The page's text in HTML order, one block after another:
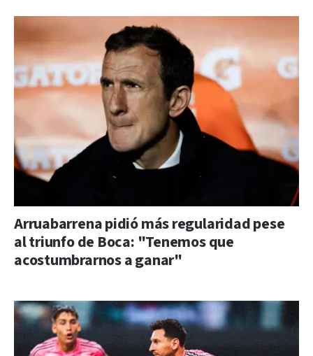
Arruabarrena pidió más regularidad pese
al triunfo de Boca: "Tenemos que
acostumbrarnos a ganar"